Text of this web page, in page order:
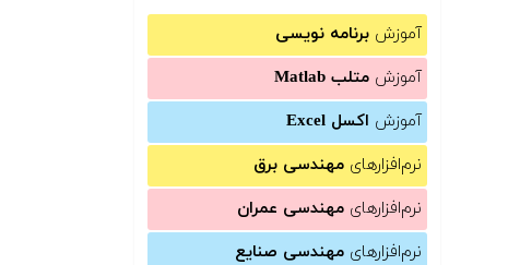
آموزش برنامه نویسی
آموزش متلب Matlab
آموزش اکسل Excel
نرم‌افزارهای مهندسی برق
نرم‌افزارهای مهندسی عمران
نرم‌افزارهای مهندسی صنایع